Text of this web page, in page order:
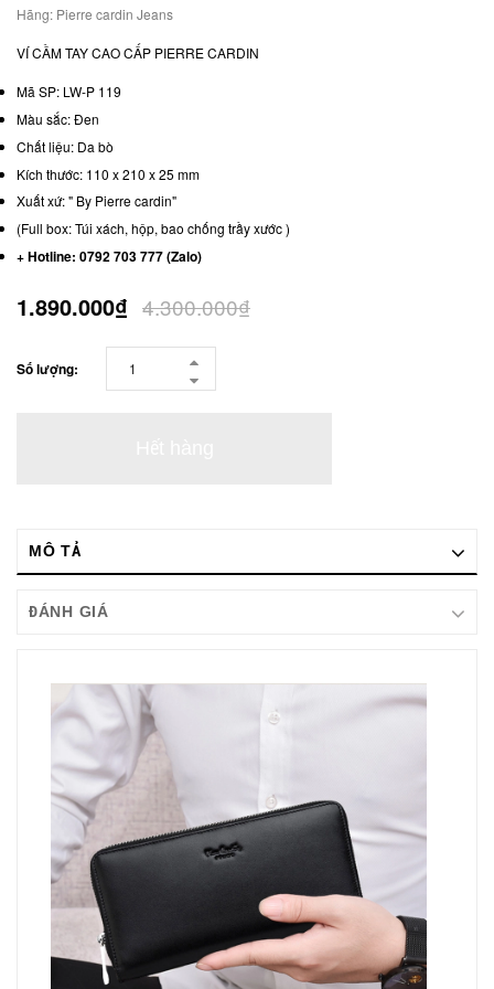
Hãng: Pierre cardin Jeans
VÍ CẦM TAY CAO CẤP PIERRE CARDIN
Mã SP: LW-P 119
Màu sắc: Đen
Chất liệu: Da bò
Kích thước: 110 x 210 x 25 mm
Xuất xứ: " By Pierre cardin"
(Full box: Túi xách, hộp, bao chống trầy xước )
+ Hotline: 0792 703 777 (Zalo)
1.890.000₫ 4.300.000₫
Số lượng:
MÔ TẢ
ĐÁNH GIÁ